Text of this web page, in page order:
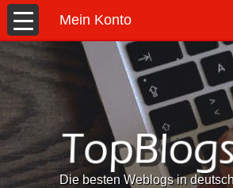
Mein Konto
Die besten Weblogs in